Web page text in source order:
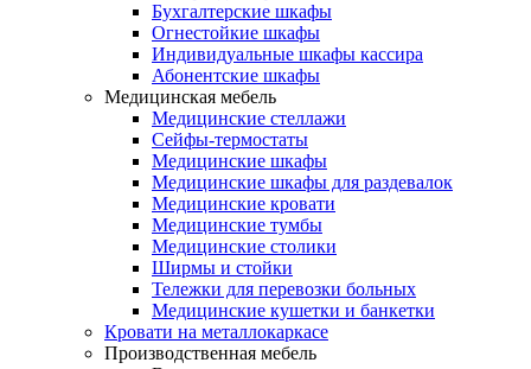
Бухгалтерские шкафы
Огнестойкие шкафы
Индивидуальные шкафы кассира
Абонентские шкафы
Медицинская мебель
Медицинские стеллажи
Сейфы-термостаты
Медицинские шкафы
Медицинские шкафы для раздевалок
Медицинские кровати
Медицинские тумбы
Медицинские столики
Ширмы и стойки
Тележки для перевозки больных
Медицинские кушетки и банкетки
Кровати на металлокаркасе
Производственная мебель